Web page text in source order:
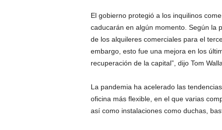
El gobierno protegió a los inquilinos
caducarán en algún momento. Según la
de los alquileres comerciales para el
embargo, esto fue una mejora en los
recuperación de la capital”, dijo Tom
La pandemia ha acelerado las
oficina más flexible, en el que varias
así como instalaciones como duchas,